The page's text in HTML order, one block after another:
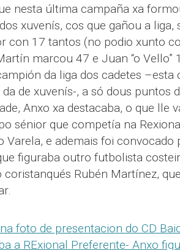
nesta última campaña xa
xuvenís, cos que gañou a
con 17 tantos (no podio xunto
marcou 47 e Juan “o
da liga dos cadetes –esta
da de xuvenís-, a só dous puntos
Anxo xa destacaba, o que lle
sénior que competía na
Varela, e ademais foi
figuraba outro futbolista
coristanqués Rubén Martínez,